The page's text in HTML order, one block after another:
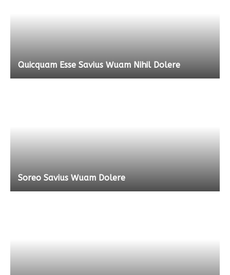
Quicquam Esse Savius Wuam Nihil Dolere
Soreo Savius Wuam Dolere